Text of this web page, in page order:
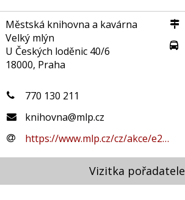
Městská knihovna a kavárna
Velký mlýn
U Českých loděnic 40/6
18000, Praha
770 130 211
knihovna@mlp.cz
https://www.mlp.cz/cz/akce/e2…
Vizitka pořadatele